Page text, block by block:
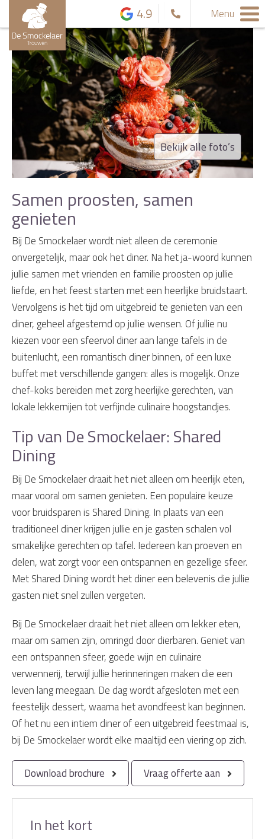
4.9 Menu
Bekijk alle foto’s
Samen proosten, samen
genieten
Bij De Smockelaer wordt niet alleen de ceremonie
onvergetelijk, maar ook het diner. Na het ja-woord kunnen
jullie samen met vrienden en familie proosten op jullie
liefde, en het feest starten met een heerlijke bruidstaart.
Vervolgens is het tijd om uitgebreid te genieten van een
diner, geheel afgestemd op jullie wensen. Of jullie nu
kiezen voor een sfeervol diner aan lange tafels in de
buitenlucht, een romantisch diner binnen, of een luxe
buffet met verschillende gangen: alles is mogelijk. Onze
chef-koks bereiden met zorg heerlijke gerechten, van
lokale lekkernijen tot verfijnde culinaire hoogstandjes.
Tip van De Smockelaer: Shared
Dining
Bij De Smockelaer draait het niet alleen om heerlijk eten,
maar vooral om samen genieten. Een populaire keuze
voor bruidsparen is Shared Dining. In plaats van een
traditioneel diner krijgen jullie en je gasten schalen vol
smakelijke gerechten op tafel. Iedereen kan proeven en
delen, wat zorgt voor een ontspannen en gezellige sfeer.
Met Shared Dining wordt het diner een belevenis die jullie
gasten niet snel zullen vergeten.
Bij De Smockelaer draait het niet alleen om lekker eten,
maar om samen zijn, omringd door dierbaren. Geniet van
een ontspannen sfeer, goede wijn en culinaire
verwennerij, terwijl jullie herinneringen maken die een
leven lang meegaan. De dag wordt afgesloten met een
feestelijk dessert, waarna het avondfeest kan beginnen.
Of het nu een intiem diner of een uitgebreid feestmaal is,
bij De Smockelaer wordt elke maaltijd een viering op zich.
Download brochure Vraag offerte aan
In het kort